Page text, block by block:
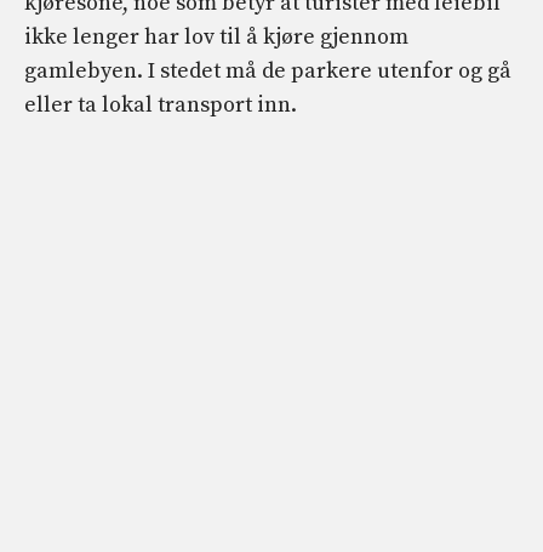
ikke lenger har lov til å kjøre gjennom
gamlebyen. I stedet må de parkere utenfor og gå
eller ta lokal transport inn.